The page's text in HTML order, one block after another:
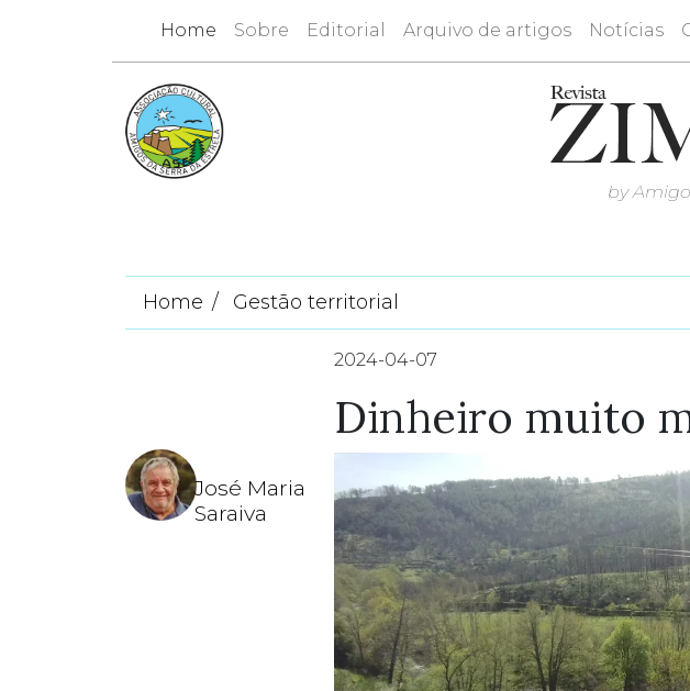
Home Sobre Editorial Arquivo de artigos Notícias
by
Home Gestão territorial
José Maria
Saraiva
2024-04-07
Dinheiro muito